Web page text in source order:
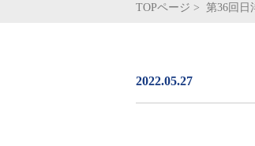
TOPページ > 第36回日
2022.05.27